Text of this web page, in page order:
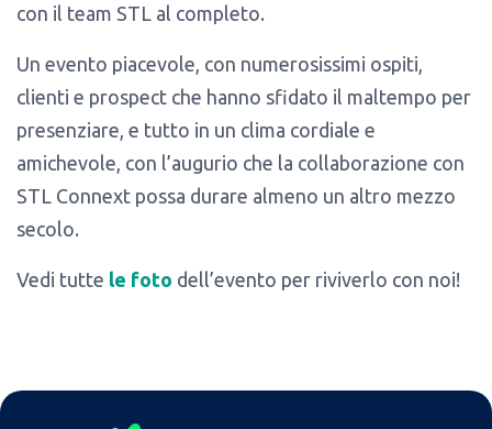
con il team STL al completo.
Un evento piacevole, con numerosissimi ospiti,
clienti e prospect che hanno sfidato il maltempo per
presenziare, e tutto in un clima cordiale e
amichevole, con l’augurio che la collaborazione con
STL Connext possa durare almeno un altro mezzo
secolo.
Vedi tutte le foto dell’evento per riviverlo con noi!